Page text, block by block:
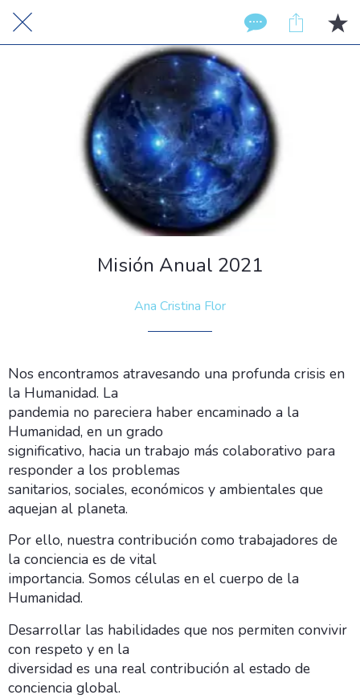
Misión Anual 2021
Ana Cristina Flor
Nos encontramos atravesando una profunda crisis en
la Humanidad. La
pandemia no pareciera haber encaminado a la
Humanidad, en un grado
significativo, hacia un trabajo más colaborativo para
responder a los problemas
sanitarios, sociales, económicos y ambientales que
aquejan al planeta.
Por ello, nuestra contribución como trabajadores de
la conciencia es de vital
importancia. Somos células en el cuerpo de la
Humanidad.
Desarrollar las habilidades que nos permiten convivir
con respeto y en la
diversidad es una real contribución al estado de
conciencia global.